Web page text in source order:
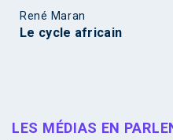
René Maran
Le cycle africain
LES MÉDIAS EN